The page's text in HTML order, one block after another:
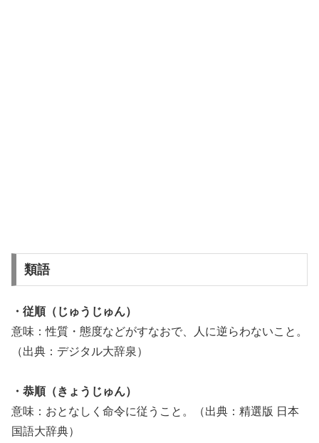
類語
・従順（じゅうじゅん）
意味：性質・態度などがすなおで、人に逆らわないこと。
（出典：デジタル大辞泉）
・恭順（きょうじゅん）
意味：おとなしく命令に従うこと。（出典：精選版 日本
国語大辞典）